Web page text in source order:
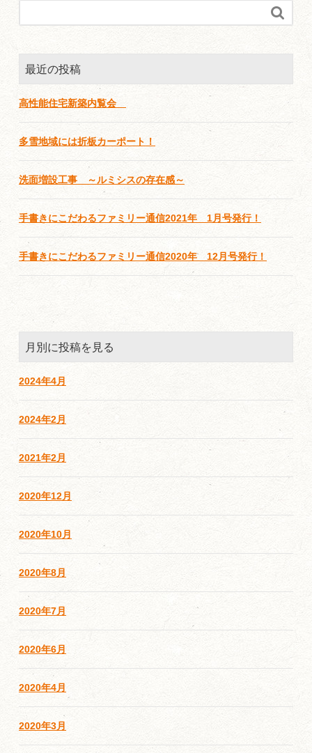

最近の投稿
高性能住宅新築内覧会
多雪地域には折板カーポート！
洗面増設工事 ～ルミシスの存在感～
手書きにこだわるファミリー通信2021年 1月号発行！
手書きにこだわるファミリー通信2020年 12月号発行！
月別に投稿を見る
2024年4月
2024年2月
2021年2月
2020年12月
2020年10月
2020年8月
2020年7月
2020年6月
2020年4月
2020年3月